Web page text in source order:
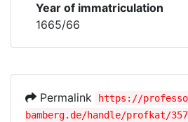
Year of immatriculation
1665/66
Permalink
https://
bamberg.de/handle/profkat/